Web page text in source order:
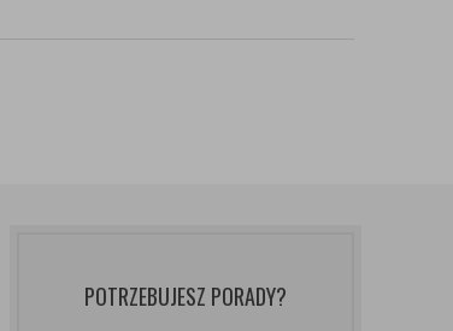
POTRZEBUJESZ PORADY?